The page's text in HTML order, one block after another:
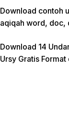
Download contoh
aqiqah word, doc,
Download 14
Ursy Gratis